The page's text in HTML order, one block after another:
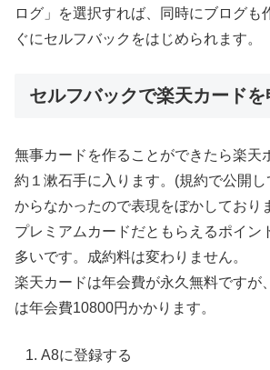
ログ」を選択すれば、同時にブログも
ぐにセルフバックをはじめられます。
セルフバックで楽天カード
無事カードを作ることができたら楽天
約１漱石手に入ります。(規約で公開
からなかったので表現をぼかしており
プレミアムカードだともらえるポイン
多いです。成約料は変わりません。
楽天カードは年会費が永久無料ですが
は年会費10800円かかります。
A8に登録する